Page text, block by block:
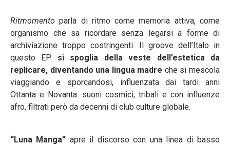
Ritmomento parla di ritmo come memoria attiva, come
organismo che sa ricordare senza legarsi a forme di
archiviazione troppo costringenti. Il groove dell’Italo in
questo EP si spoglia della veste dell’estetica da
replicare, diventando una lingua madre che si mescola
viaggiando e sporcandosi, influenzata dai tardi anni
Ottanta e Novanta: suoni cosmici, tribali e con influenze
afro, filtrati però da decenni di club culture globale.
“Luna Manga” apre il discorso con una linea di basso